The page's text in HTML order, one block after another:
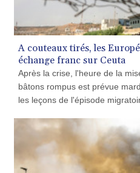
A couteaux tirés, les
échange franc sur Ceuta
Après la crise, l'heure de la
bâtons rompus est prévue
les leçons de l'épisode